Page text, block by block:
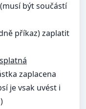
být součástí
příkaz) zaplatit
zaplacena
je vsak uvést i